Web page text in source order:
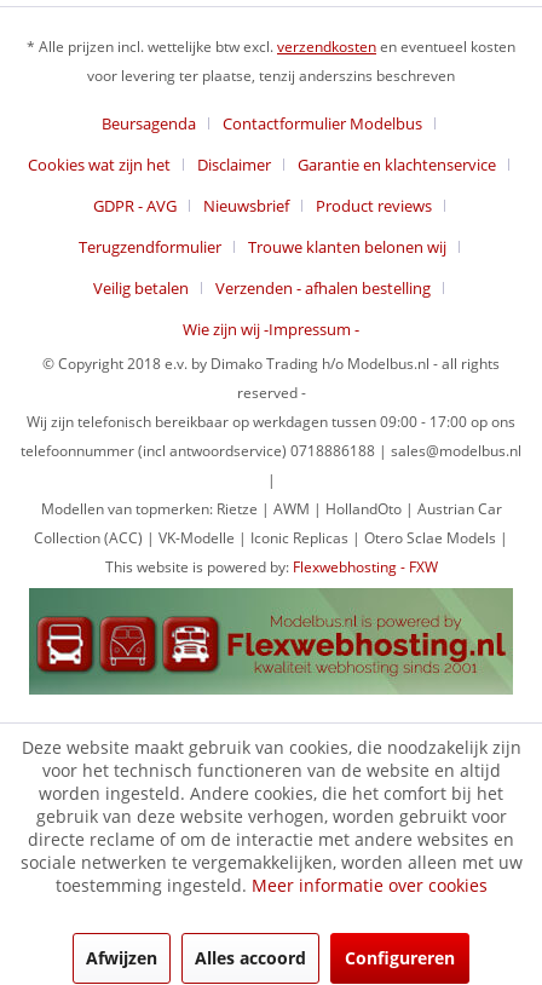
* Alle prijzen incl. wettelijke btw excl.verzendkostenen eventueel kosten
voor levering ter plaatse, tenzij anderszins beschreven
Beursagenda
Contactformulier Modelbus
Cookies wat zijn het
Disclaimer
Garantie en klachtenservice
GDPR - AVG
Nieuwsbrief
Product reviews
Terugzendformulier
Trouwe klanten belonen wij
Veilig betalen
Verzenden - afhalen bestelling
Wie zijn wij -Impressum -
© Copyright 2018 e.v. by Dimako Trading h/o Modelbus.nl - all rights
reserved -
Wij zijn telefonisch bereikbaar op werkdagen tussen 09:00 - 17:00 op ons
telefoonnummer (incl antwoordservice) 0718886188 | sales@modelbus.nl
|
Modellen van topmerken: Rietze | AWM | HollandOto | Austrian Car
Collection (ACC) | VK-Modelle | Iconic Replicas | Otero Sclae Models |
This website is powered by: Flexwebhosting - FXW
Deze website maakt gebruik van cookies, die noodzakelijk zijn
voor het technisch functioneren van de website en altijd
worden ingesteld. Andere cookies, die het comfort bij het
gebruik van deze website verhogen, worden gebruikt voor
directe reclame of om de interactie met andere websites en
sociale netwerken te vergemakkelijken, worden alleen met uw
toestemming ingesteld. Meer informatie over cookies
Afwijzen Alles accoord Configureren